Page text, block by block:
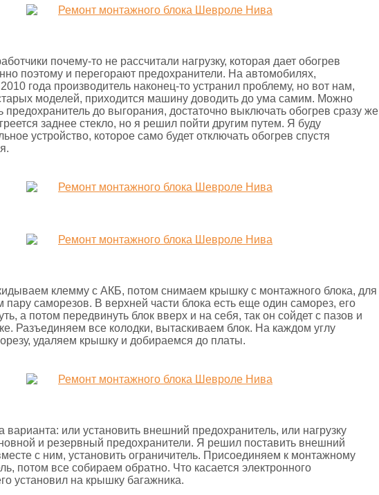
почему-то не рассчитали нагрузку, которая дает обогрев
поэтому и перегорают предохранители. На автомобилях,
года производитель наконец-то устранил проблему, но вот нам,
моделей, приходится машину доводить до ума самим. Можно
предохранитель до выгорания, достаточно выключать обогрев сразу же
заднее стекло, но я решил пойти другим путем. Я буду
устройство, которое само будет отключать обогрев спустя
клемму с АКБ, потом снимаем крышку с монтажного блока, для
пару саморезов. В верхней части блока есть еще один саморез, его
а потом передвинуть блок вверх и на себя, так он сойдет с пазов и
Разъединяем все колодки, вытаскиваем блок. На каждом углу
удаляем крышку и добираемся до платы.
варианта: или установить внешний предохранитель, или нагрузку
и резервный предохранители. Я решил поставить внешний
с ним, установить ограничитель. Присоединяем к монтажному
потом все собираем обратно. Что касается электронного
установил на крышку багажника.